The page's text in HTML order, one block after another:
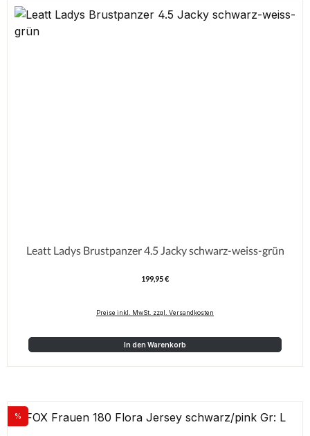
Leatt Ladys Brustpanzer 4.5 Jacky schwarz-weiss-grün
Regulärer Preis:
199,95 €
Preise inkl. MwSt. zzgl. Versandkosten
In den Warenkorb
Rabatt
%